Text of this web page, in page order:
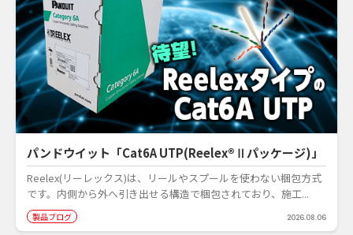
パンドウイット「Cat6A UTP(Reelex®Ⅱパッケージ)」
Reelex(リーレックス)は、リールやスプールを使わない梱包方式
です。内側から外へ引き出せる構造で梱包されており、施工...
製品ブログ 2026.08.06